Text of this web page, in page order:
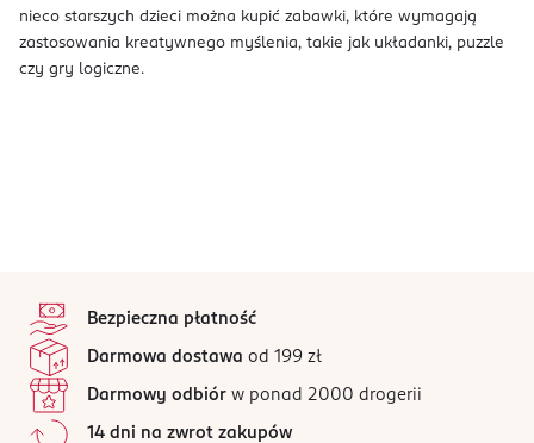
nieco starszych dzieci można kupić zabawki, które wymagają
zastosowania kreatywnego myślenia, takie jak układanki, puzzle
czy gry logiczne.
Bezpieczna płatność
Darmowa dostawa od 199 zł
Darmowy odbiór w ponad 2000 drogerii
14 dni na zwrot zakupów